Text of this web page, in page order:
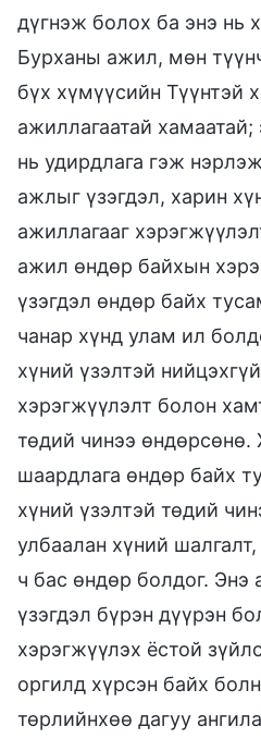
дүгнэж болох ба энэ нь
Бурханы ажил, мөн
бүх хүмүүсийн Түүнтэй
ажиллагаатай хамаатай;
нь удирдлага гэж
ажлыг үзэгдэл, харин
ажиллагааг
ажил өндөр байхын
үзэгдэл өндөр байх
чанар хүнд улам ил
хүний үзэлтэй
хэрэгжүүлэлт болон
төдий чинээ өндөрсөнө.
шаардлага өндөр байх
хүний үзэлтэй төдий
улбаалан хүний
ч бас өндөр болдог. Энэ
үзэгдэл бүрэн дүүрэн
хэрэгжүүлэх ёстой
оргилд хүрсэн байх
төрлийнхөө дагуу